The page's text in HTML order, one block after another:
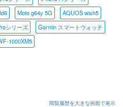
Moto g64y 5G
AQUOS wish5
シリーズ
Garmin スマートウォッチ
1000XM5
閲覧履歴を大きな画面で表示